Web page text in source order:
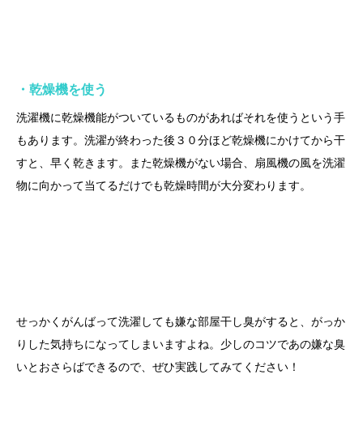
・乾燥機を使う
洗濯機に乾燥機能がついているものがあればそれを使うという手
もあります。洗濯が終わった後３０分ほど乾燥機にかけてから干
すと、早く乾きます。また乾燥機がない場合、扇風機の風を洗濯
物に向かって当てるだけでも乾燥時間が大分変わります。
せっかくがんばって洗濯しても嫌な部屋干し臭がすると、がっか
りした気持ちになってしまいますよね。少しのコツであの嫌な臭
いとおさらばできるので、ぜひ実践してみてください！